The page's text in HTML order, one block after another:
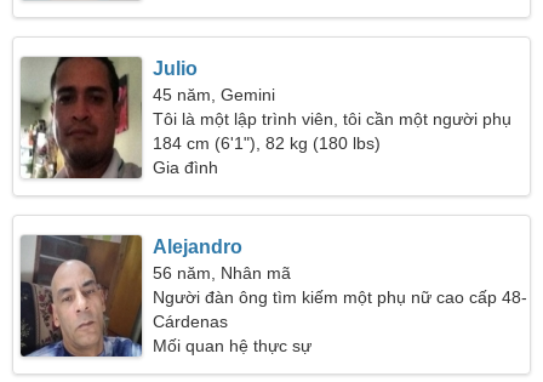
Julio
45 năm, Gemini
Tôi là một lập trình viên, tôi cần một người phụ
nữ lãng mạn
184 cm (6'1"), 82 kg (180 lbs)
Gia đình
Alejandro
56 năm, Nhân mã
Người đàn ông tìm kiếm một phụ nữ cao cấp 48-
52
Cárdenas
Mối quan hệ thực sự